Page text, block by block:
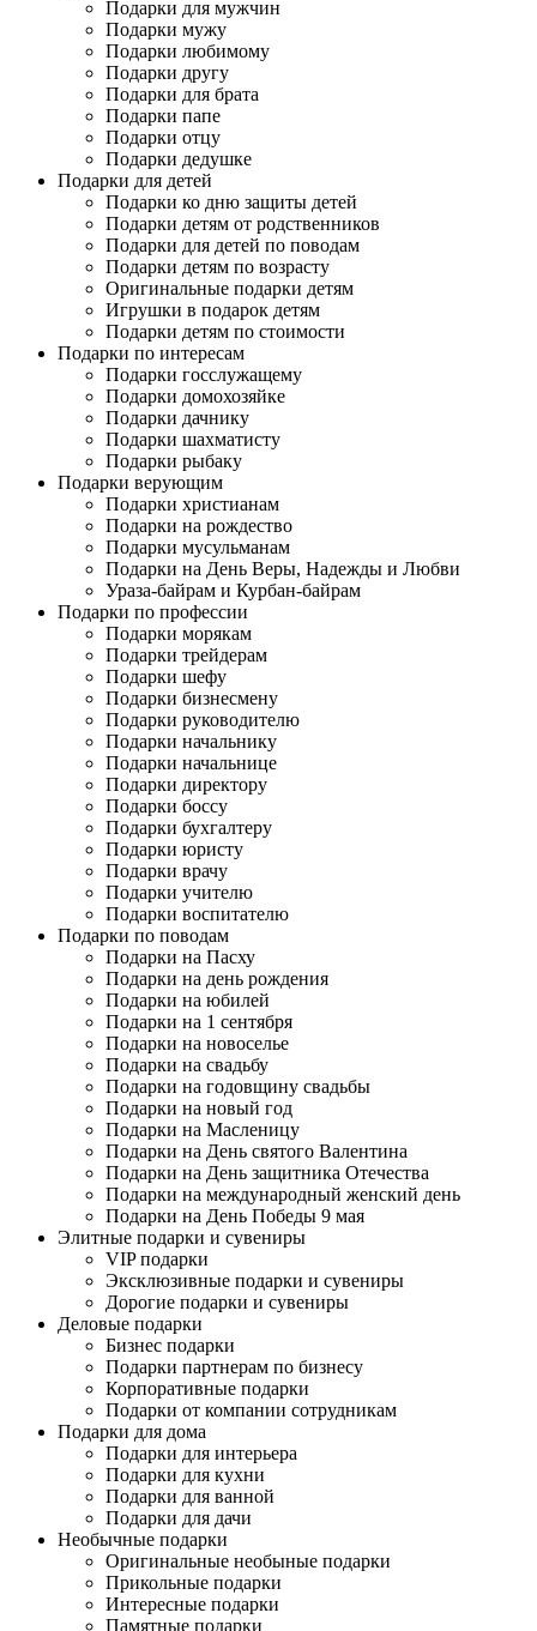
Подарки для мужчин
Подарки мужу
Подарки любимому
Подарки другу
Подарки для брата
Подарки папе
Подарки отцу
Подарки дедушке
Подарки для детей
Подарки ко дню защиты детей
Подарки детям от родственников
Подарки для детей по поводам
Подарки детям по возрасту
Оригинальные подарки детям
Игрушки в подарок детям
Подарки детям по стоимости
Подарки по интересам
Подарки госслужащему
Подарки домохозяйке
Подарки дачнику
Подарки шахматисту
Подарки рыбаку
Подарки верующим
Подарки христианам
Подарки на рождество
Подарки мусульманам
Подарки на День Веры, Надежды и Любви
Ураза-байрам и Курбан-байрам
Подарки по профессии
Подарки морякам
Подарки трейдерам
Подарки шефу
Подарки бизнесмену
Подарки руководителю
Подарки начальнику
Подарки начальнице
Подарки директору
Подарки боссу
Подарки бухгалтеру
Подарки юристу
Подарки врачу
Подарки учителю
Подарки воспитателю
Подарки по поводам
Подарки на Пасху
Подарки на день рождения
Подарки на юбилей
Подарки на 1 сентября
Подарки на новоселье
Подарки на свадьбу
Подарки на годовщину свадьбы
Подарки на новый год
Подарки на Масленицу
Подарки на День святого Валентина
Подарки на День защитника Отечества
Подарки на международный женский день
Подарки на День Победы 9 мая
Элитные подарки и сувениры
VIP подарки
Эксклюзивные подарки и сувениры
Дорогие подарки и сувениры
Деловые подарки
Бизнес подарки
Подарки партнерам по бизнесу
Корпоративные подарки
Подарки от компании сотрудникам
Подарки для дома
Подарки для интерьера
Подарки для кухни
Подарки для ванной
Подарки для дачи
Необычные подарки
Оригинальные необыные подарки
Прикольные подарки
Интересные подарки
Памятные подарки